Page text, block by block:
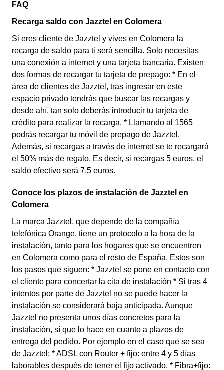
FAQ
Recarga saldo con Jazztel en Colomera
Si eres cliente de Jazztel y vives en Colomera la
recarga de saldo para ti será sencilla. Solo necesitas
una conexión a internet y una tarjeta bancaria. Existen
dos formas de recargar tu tarjeta de prepago: * En el
área de clientes de Jazztel, tras ingresar en este
espacio privado tendrás que buscar las recargas y
desde ahí, tan solo deberás introducir tu tarjeta de
crédito para realizar la recarga. * Llamando al 1565
podrás recargar tu móvil de prepago de Jazztel.
Además, si recargas a través de internet se te recargará
el 50% más de regalo. Es decir, si recargas 5 euros, el
saldo efectivo será 7,5 euros.
Conoce los plazos de instalación de Jazztel en
Colomera
La marca Jazztel, que depende de la compañía
telefónica Orange, tiene un protocolo a la hora de la
instalación, tanto para los hogares que se encuentren
en Colomera como para el resto de España. Estos son
los pasos que siguen: * Jazztel se pone en contacto con
el cliente para concertar la cita de instalación * Si tras 4
intentos por parte de Jazztel no se puede hacer la
instalación se considerará baja anticipada. Aunque
Jazztel no presenta unos días concretos para la
instalación, sí que lo hace en cuanto a plazos de
entrega del pedido. Por ejemplo en el caso que se sea
de Jazztel: * ADSL con Router + fijo: entre 4 y 5 días
laborables después de tener el fijo activado. * Fibra+fijo: